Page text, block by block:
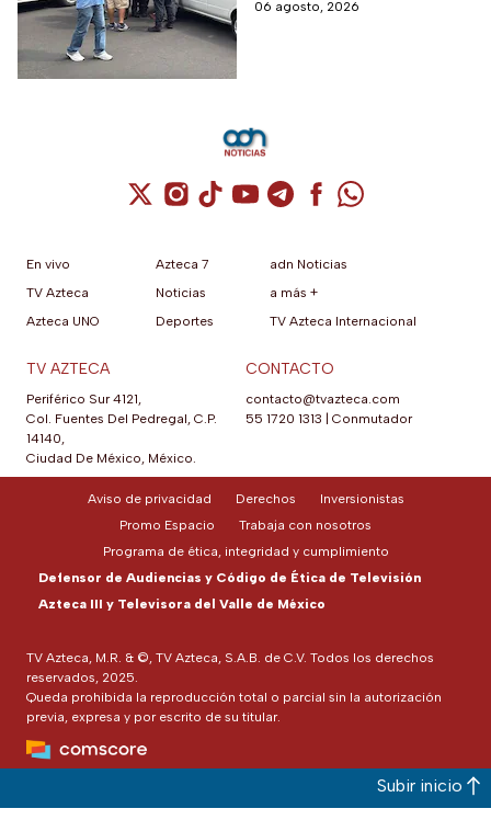
cierres viales por
06 agosto, 2026
Cuenta de X / Twitter (se abre en una
Cuenta de Instagram (se abre en una
Cuenta de TikTok (se abre en
Cuenta de YouTube (se abre
Cuenta de Telegram (se
Cuenta de
Cuenta de
En vivo
TV Azteca
Azteca UNO
Azteca 7
Noticias
Deportes
adn Noticias
a más +
TV Azteca Internacional
TV AZTECA
Periférico Sur 4121,
Col. Fuentes Del Pedregal, C.P.
14140,
Ciudad De México, México.
CONTACTO
contacto@tvazteca.com
55 1720 1313
Conmutador
TV Azteca, M.R. & ©, TV Azteca, S.A.B. de C.V. Todos los derechos
reservados, 2025.
Queda prohibida la reproducción total o parcial sin la autorización
previa, expresa y por escrito de su titular.
Aviso de privacidad Derechos
Inversionistas
Promo Espacio
Trabaja con nosotros
Programa de ética, integridad y cumplimiento
Defensor de Audiencias y Código de Ética de Televisión
Azteca III y Televisora del Valle de México
Subir inicio